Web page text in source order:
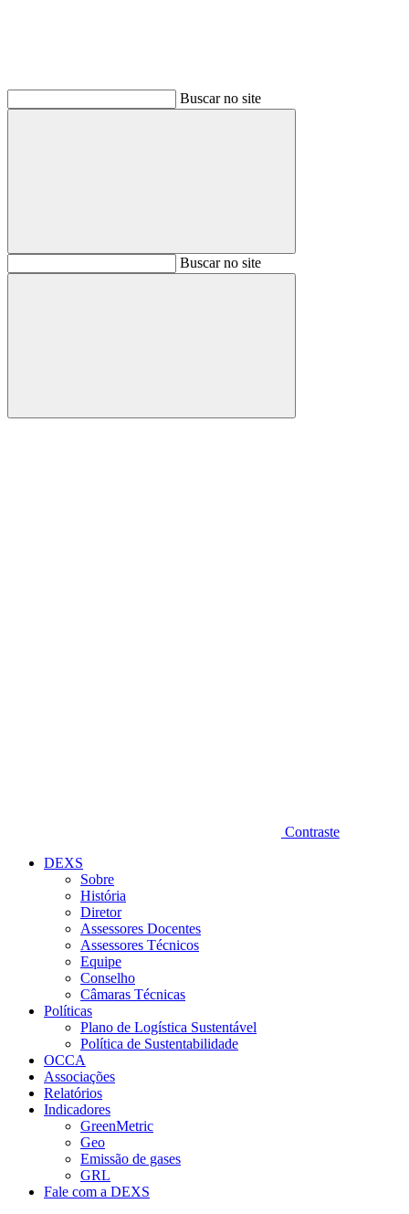
Buscar no site
BuscarBuscar no site
Buscar
Contraste
DEXS
Sobre
História
Diretor
Assessores Docentes
Assessores Técnicos
Equipe
Conselho
Câmaras Técnicas
Políticas
Plano de Logística Sustentável
Política de Sustentabilidade
OCCA
Associações
Relatórios
Indicadores
GreenMetric
Geo
Emissão de gases
GRL
Fale com a DEXS